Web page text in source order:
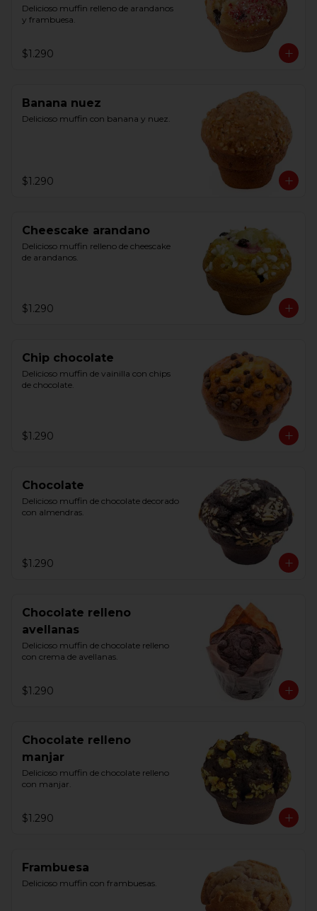
Delicioso muffin relleno de arandanos
y frambuesa.
$1.290
Banana nuez
Delicioso muffin con banana y nuez.
$1.290
Cheescake arandano
Delicioso muffin relleno de cheescake
de arandanos.
$1.290
Chip chocolate
Delicioso muffin de vainilla con chips
de chocolate.
$1.290
Chocolate
Delicioso muffin de chocolate decorado
con almendras.
$1.290
Chocolate relleno
avellanas
Delicioso muffin de chocolate relleno
con crema de avellanas.
$1.290
Chocolate relleno
manjar
Delicioso muffin de chocolate relleno
con manjar.
$1.290
Frambuesa
Delicioso muffin con frambuesas.